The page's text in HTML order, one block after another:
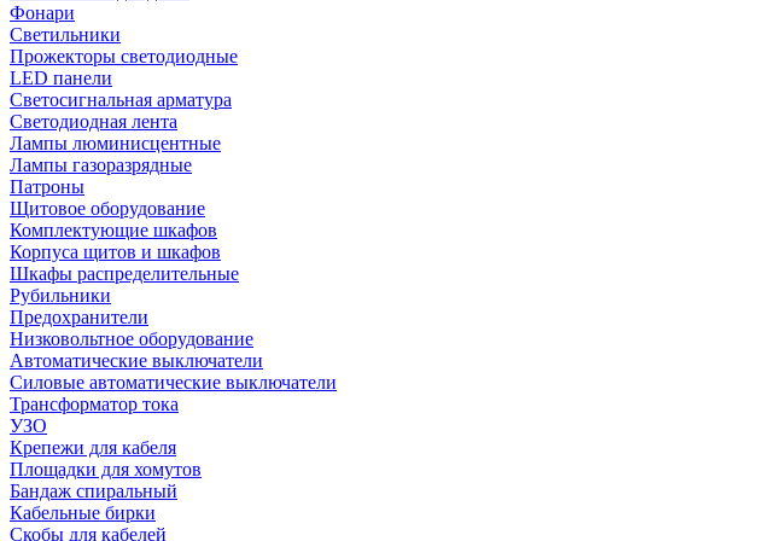
Фонари
Светильники
Прожекторы светодиодные
LED панели
Светосигнальная арматура
Светодиодная лента
Лампы люминисцентные
Лампы газоразрядные
Патроны
Щитовое оборудование
Комплектующие шкафов
Корпуса щитов и шкафов
Шкафы распределительные
Рубильники
Предохранители
Низковольтное оборудование
Автоматические выключатели
Силовые автоматические выключатели
Трансформатор тока
УЗО
Крепежи для кабеля
Площадки для хомутов
Бандаж спиральный
Кабельные бирки
Cкобы для кабелей